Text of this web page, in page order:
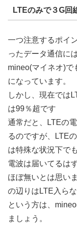
LTEのみで３G回
一つ注意するポイ
ったデータ通信に
mineo(マイネオ)で
になっています。
しかし、現在では
は99％超です
通常だと、LTEの
るのですが、LTE
は特殊な状況下で
電波は届いてるは
ほぼ無いとは思い
の辺りはLTE入らな
という方は、
ましょう。